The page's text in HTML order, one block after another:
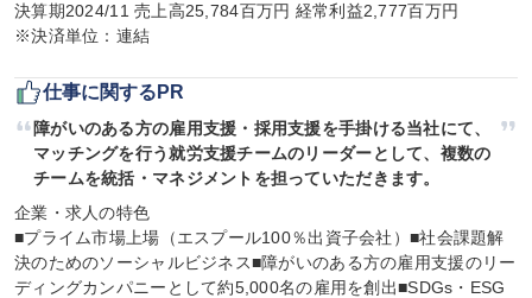
決算期2024/11 売上高25,784百万円 経常利益2,777百万円
※決済単位：連結
仕事に関するPR
障がいのある方の雇用支援・採用支援を手掛ける当社にて、
マッチングを行う就労支援チームのリーダーとして、複数の
チームを統括・マネジメントを担っていただきます。
企業・求人の特色
■プライム市場上場（エスプール100％出資子会社）■社会課題解
決のためのソーシャルビジネス■障がいのある方の雇用支援のリー
ディングカンパニーとして約5,000名の雇用を創出■SDGs・ESG